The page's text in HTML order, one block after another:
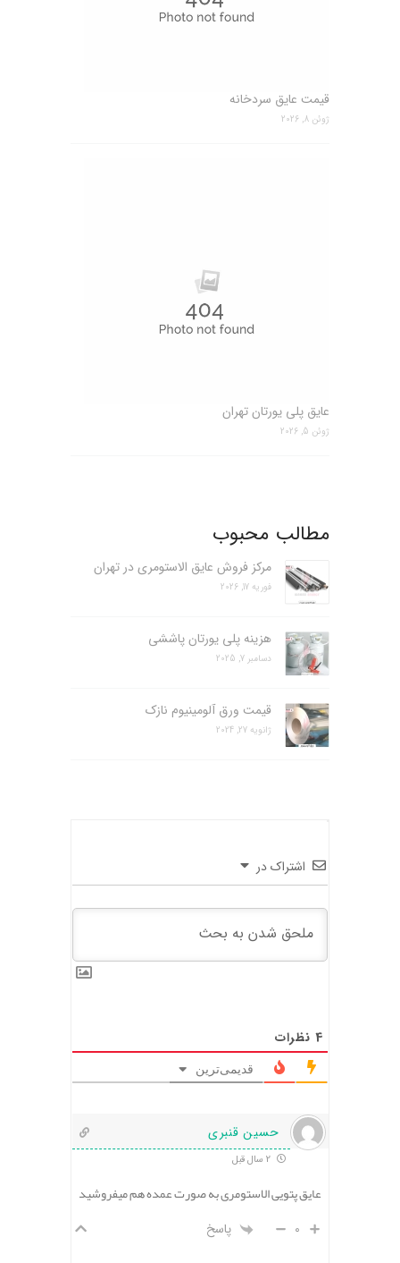
قیمت عایق سردخانه
ژوئن 8, 2026
عایق پلی یورتان تهران
ژوئن 5, 2026
مطالب محبوب
مرکز فروش عایق الاستومری در تهران
فوریه 17, 2026
هزینه پلی یورتان پاششی
دسامبر 7, 2025
قیمت ورق آلومینیوم نازک
ژانویه 27, 2024
اشتراک در
4 نظرات
قدیمی‌ترین
حسین قنبری
عایق پتویی الاستومری به صورت عمده هم میفروشید
0 پاسخ